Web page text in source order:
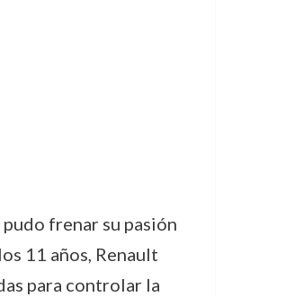
frenar su pasión
11 años, Renault
para controlar la